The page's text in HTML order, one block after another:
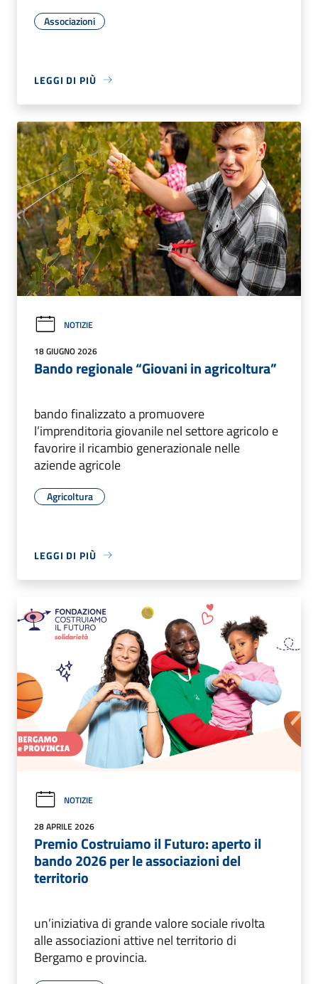
Associazioni
LEGGI DI PIÙ
NOTIZIE
18 GIUGNO 2026
Bando regionale “Giovani in agricoltura”
bando finalizzato a promuovere
l’imprenditoria giovanile nel settore agricolo e
favorire il ricambio generazionale nelle
aziende agricole
Agricoltura
LEGGI DI PIÙ
NOTIZIE
28 APRILE 2026
Premio Costruiamo il Futuro: aperto il
bando 2026 per le associazioni del
territorio
un’iniziativa di grande valore sociale rivolta
alle associazioni attive nel territorio di
Bergamo e provincia.